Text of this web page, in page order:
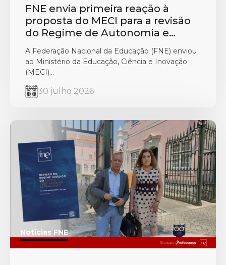
FNE envia primeira reação à
proposta do MECI para a revisão
do Regime de Autonomia e
A Federação Nacional da Educação (FNE) enviou
ao Ministério da Educação, Ciência e Inovação
(MECI)...
30 julho 2026
Notícias FNE